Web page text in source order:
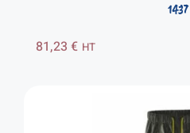
1437
81,23€ HT